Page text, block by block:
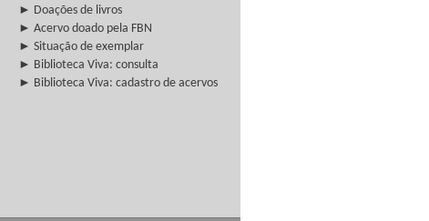
► Doações de livros
► Acervo doado pela FBN
► Situação de exemplar
► Biblioteca Viva: consulta
► Biblioteca Viva: cadastro de acervos